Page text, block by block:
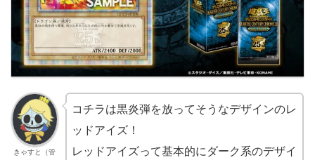
きゃすと（管
コチラは黒炎弾を放ってそうなデザインのレ
ッドアイズ！
レッドアイズって基本的にダーク系のデザイ